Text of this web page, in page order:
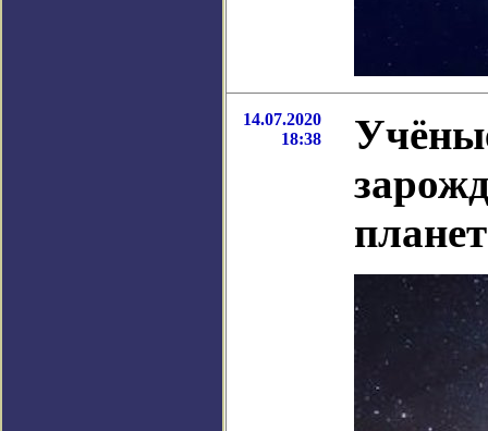
14.07.2020
18:38
планет